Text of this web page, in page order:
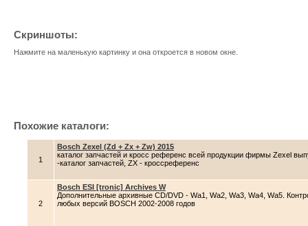
Скриншоты:
Нажмите на маленькую картинку и она откроется в новом окне.
Похожие каталоги:
1
Bosch Zexel (Zd + Zx + Zw) 2015
каталог запчастей и кросс референс всей продукции фирмы Zexel
-каталог запчастей, ZX - кроссреференс
2
Bosch ESI [tronic] Archives W
Дополнительные архивные CD/DVD - Wa1, Wa2, Wa3, Wa4, Wa5.
любых версий BOSCH 2002-2008 годов